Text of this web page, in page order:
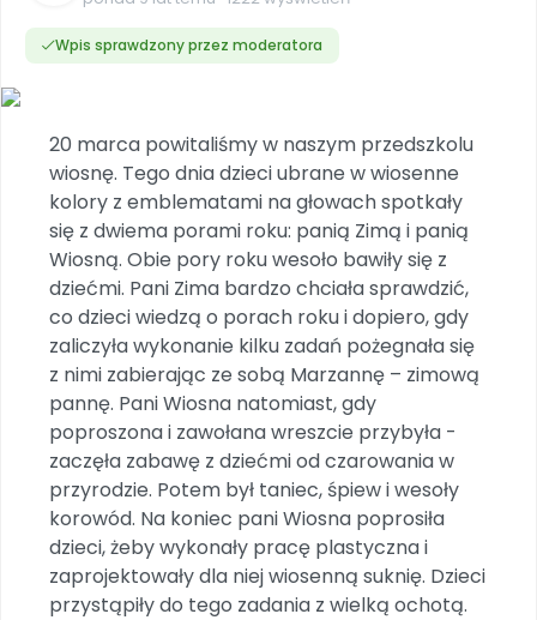
Scenariusze i artykuły
Materiały z miesięcznika
Plany tygodniowe
Praca wychowawcza
Bliżejprzedszkolne zestawy
Zestawy do pobrania
POLECAMY
Wybierz prezent
Przy zamówieniu prenumeraty
Zaplanuj rok przedszkolny
Materiały na nowy rok
Archiwalne numery
Pomoc
Miesięczniki
Aktualne oraz archiwalne numery
Wszystko dla przedszkoli
Zamówienia hurtowe
NA SKRÓTY
Letnia wyprzedaż
Promocje w sklepie
Nowości
Zapowiedzi
Polecamy
Promocje
Konferencje
Spotkania na dużą skalę
Kompleksowe programy szkoleniowe
POLECAMY
Akademia Muzyki i Ruchu
Szkolenia muzyczne
Ebooki
Strona WWW dla przedszkola
Gotowa w mniej niż 10 min • 14 dni bez opłat
Pakiet bliżej MAX
Poznajemy regiony
Literkowo
Nauka liter i głosek
Sprintem do maratonu
Ruch i motywacja
Bliżej Pieska
Pomoc zwierzętom
Książka (dla) Przedszkolaka
Promowanie czytelnictwa
Facebook
Zobacz nas na Instagramie
TikTok
Zobacz nas na TikToku
YouTube
Filmy edukacyjne
Wpis sprawdzony przez moderatora
20 marca powitaliśmy w naszym przedszkolu
wiosnę. Tego dnia dzieci ubrane w wiosenne
kolory z emblematami na głowach spotkały
się z dwiema porami roku: panią Zimą i panią
Wiosną. Obie pory roku wesoło bawiły się z
dziećmi. Pani Zima bardzo chciała sprawdzić,
co dzieci wiedzą o porach roku i dopiero, gdy
zaliczyła wykonanie kilku zadań pożegnała się
z nimi zabierając ze sobą Marzannę – zimową
pannę. Pani Wiosna natomiast, gdy
poproszona i zawołana wreszcie przybyła -
zaczęła zabawę z dziećmi od czarowania w
przyrodzie. Potem był taniec, śpiew i wesoły
korowód. Na koniec pani Wiosna poprosiła
dzieci, żeby wykonały pracę plastyczna i
zaprojektowały dla niej wiosenną suknię. Dzieci
przystąpiły do tego zadania z wielką ochotą.